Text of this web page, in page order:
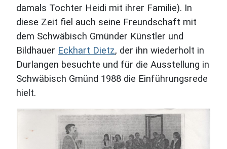
damals Tochter Heidi mit ihrer Familie). In
diese Zeit fiel auch seine Freundschaft mit
dem Schwäbisch Gmünder Künstler und
Bildhauer Eckhart Dietz, der ihn wiederholt in
Durlangen besuchte und für die Ausstellung in
Schwäbisch Gmünd 1988 die Einführungsrede
hielt.